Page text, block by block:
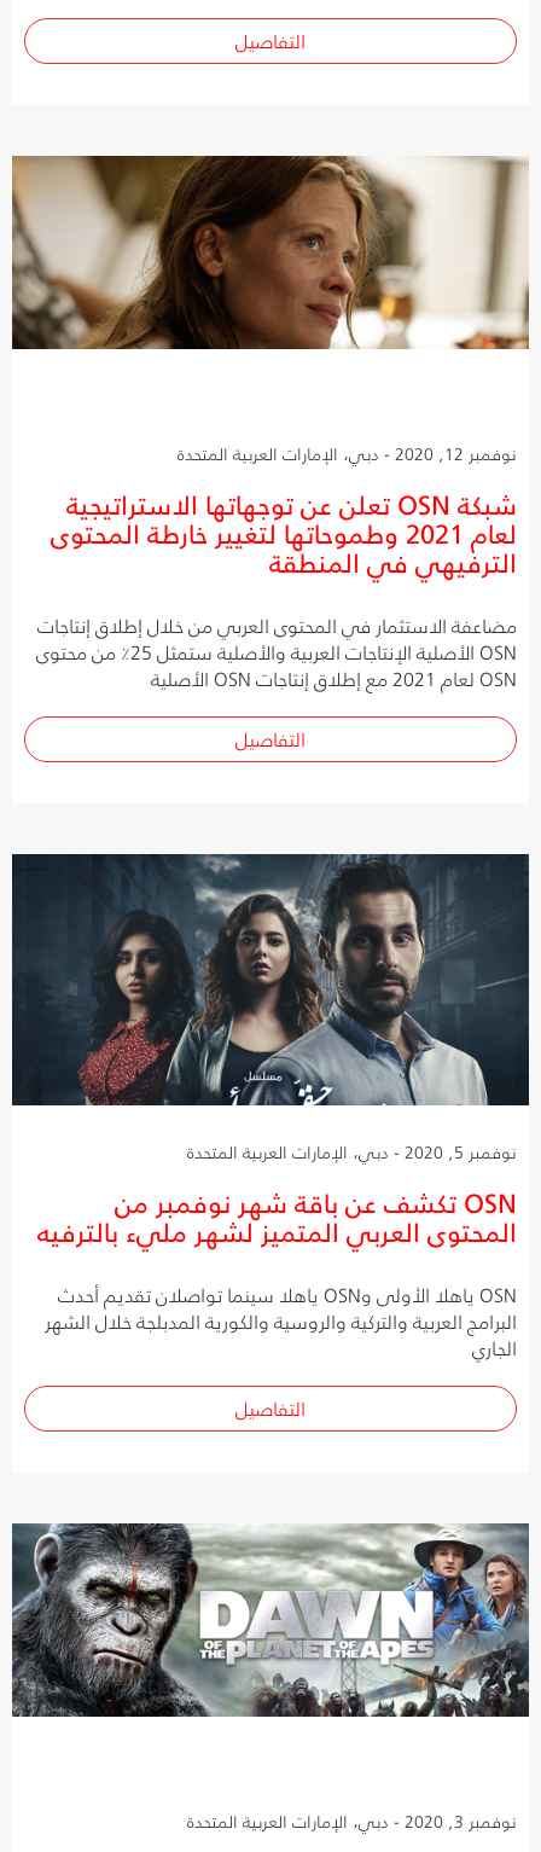
التفاصيل
نوفمبر 12, 2020 - دبي، الإمارات العربية المتحدة
شبكة OSN تعلن عن توجهاتها الاستراتيجية
لعام 2021 وطموحاتها لتغيير خارطة المحتوى
الترفيهي في المنطقة
مضاعفة الاستثمار في المحتوى العربي من خلال إطلاق إنتاجات
OSN الأصلية الإنتاجات العربية والأصلية ستمثل 25٪ من محتوى
OSN لعام 2021 مع إطلاق إنتاجات OSN الأصلية
التفاصيل
نوفمبر 5, 2020 - دبي، الإمارات العربية المتحدة
OSN تكشف عن باقة شهر نوفمبر من
المحتوى العربي المتميز لشهر مليء بالترفيه
OSN ياهلا الأولى وOSN ياهلا سينما تواصلان تقديم أحدث
البرامج العربية والتركية والروسية والكورية المدبلجة خلال الشهر
الجاري
التفاصيل
نوفمبر 3, 2020 - دبي، الإمارات العربية المتحدة